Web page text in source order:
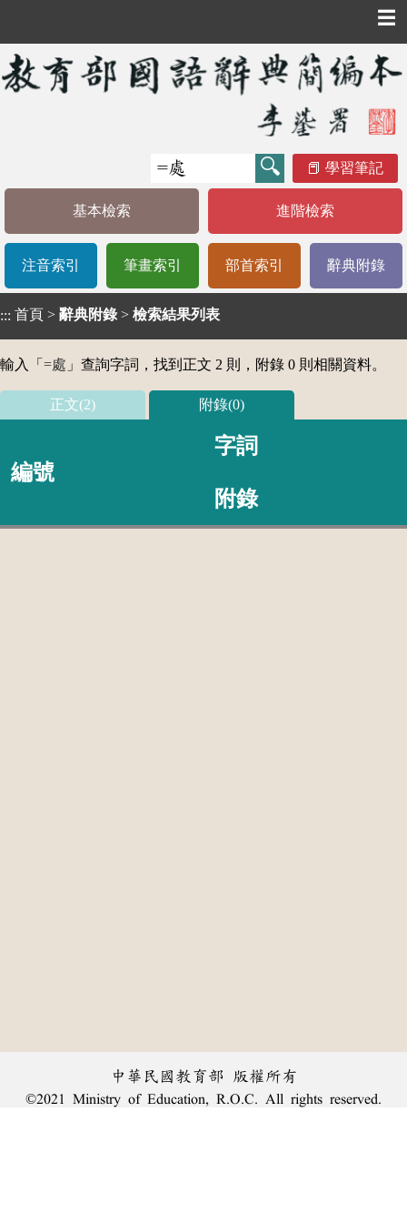
☰
學習筆記
基本檢索 進階檢索
注音索引 筆畫索引 部首索引 辭典附錄
::: 首頁 > 辭典附錄 > 檢索結果列表
輸入「 =處 」查詢字詞，找到正文 2 則，附錄 0 則相關資料。
正文(2) 附錄(0)
編號
字詞
附錄
中華民國教育部 版權所有
©2021 Ministry of Education, R.O.C. All rights reserved.